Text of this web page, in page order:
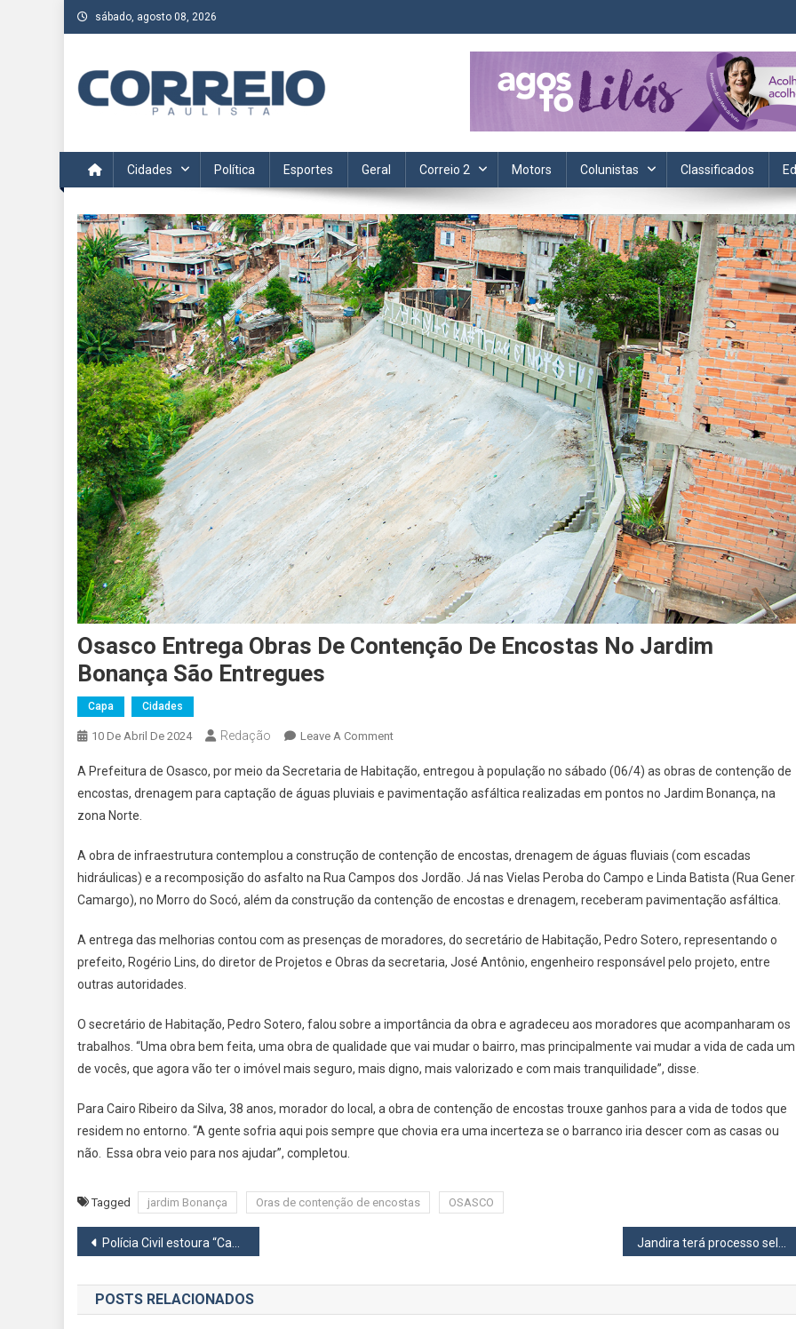
Skip
to
sábado, agosto 08, 2026
Acompanhe as últimas notícias da região no Correio Paulista. Informação, política, saúde, economia, esportes e cotidiano.
Cidades Política Esportes Geral Correio 2 Motors Colunistas Classificados
Osasco Entrega Obras De Contenção De Encostas No Jardim
Bonança São Entregues
Capa Cidades
10 De Abril De 2024 Redação Leave A CommentOn
Entrega
Obras
De
Encostas
No
Bonança
São
A Prefeitura de Osasco, por meio da Secretaria de Habitação, entregou à população no sábado (06/4) as obras de contenção de
encostas, drenagem para captação de águas pluviais e pavimentação asfáltica realizadas em pontos no Jardim Bonança, na
zona Norte.
A obra de infraestrutura contemplou a construção de contenção de encostas, drenagem de águas fluviais (com escadas
hidráulicas) e a recomposição do asfalto na Rua Campos dos Jordão. Já nas Vielas Peroba do Campo e Linda Batista (Rua
Camargo), no Morro do Socó, além da construção da contenção de encostas e drenagem, receberam pavimentação asfáltica.
A entrega das melhorias contou com as presenças de moradores, do secretário de Habitação, Pedro Sotero, representando o
prefeito, Rogério Lins, do diretor de Projetos e Obras da secretaria, José Antônio, engenheiro responsável pelo projeto, entre
outras autoridades.
O secretário de Habitação, Pedro Sotero, falou sobre a importância da obra e agradeceu aos moradores que acompanharam os
trabalhos. “Uma obra bem feita, uma obra de qualidade que vai mudar o bairro, mas principalmente vai mudar a vida de cada um
de vocês, que agora vão ter o imóvel mais seguro, mais digno, mais valorizado e com mais tranquilidade”, disse.
Para Cairo Ribeiro da Silva, 38 anos, morador do local, a obra de contenção de encostas trouxe ganhos para a vida de todos que
residem no entorno. “A gente sofria aqui pois sempre que chovia era uma incerteza se o barranco iria descer com as casas ou
não. Essa obra veio para nos ajudar”, completou.
Tagged jardim Bonança Oras de contenção de encostas OSASCO
Navegação
de
Post
Polícia Civil estoura “Casa Bomba” na zona Norte de Osasco e apreende mais de 33 mil porções de drogas
POSTS RELACIONADOS